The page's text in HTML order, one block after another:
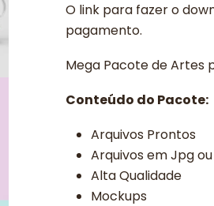
O link para fazer o
pagamento.
Mega Pacote de Artes
Conteúdo do Pacote:
Arquivos Prontos
Arquivos em Jpg
Alta Qualidade
Mockups